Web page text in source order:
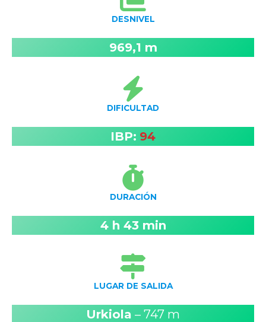
DESNIVEL
969,1 m
DIFICULTAD
IBP: 94
DURACIÓN
4 h 43 min
LUGAR DE SALIDA
Urkiola – 747 m